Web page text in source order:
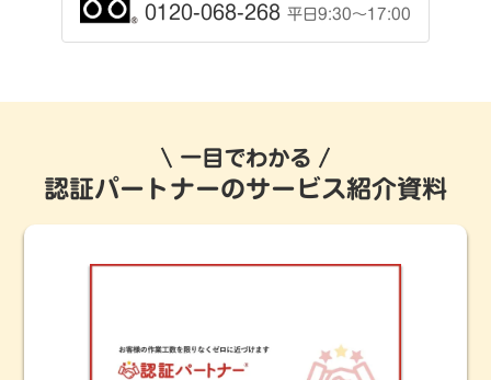
0120-068-268 平日9:30〜17:00
一目でわかる
認証パートナーのサービス紹介資料